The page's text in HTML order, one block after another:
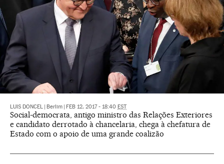
LUIS DONCEL Berlim FEB 12, 2017 - 18:40 EST
Social-democrata, antigo ministro das Relações Exteriores
e candidato derrotado à chancelaria, chega à chefatura de
Estado com o apoio de uma grande coalizão